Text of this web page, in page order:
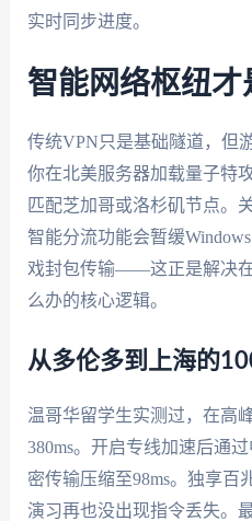
实时同步进度。
智能网络枢纽才
传统VPN只是基础隧道，但
你在北美服务器加载量子特
匹配芝加哥或洛杉矶节点。
智能分流功能会暂缓
戏封包传输——这正是解决
么办的核心逻辑。
从多伦多到上海的
温哥华留学生实测过，在高
380ms。开启专线加速后通
密传输压缩至98ms。独享百
演习再也没出现指令丢失。